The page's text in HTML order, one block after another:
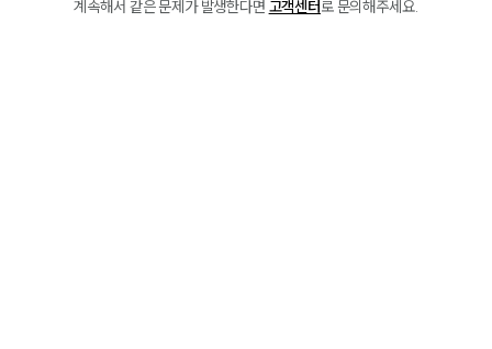
계속해서 같은 문제가 발생한다면 고객센터로 문의해주세요.